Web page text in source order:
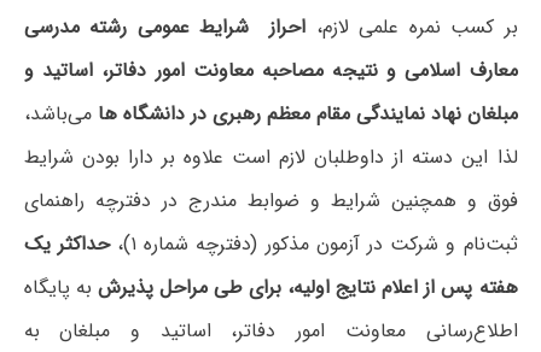
بر کسب نمره علمی لازم، احراز شرایط عمومی رشته مدرسی
معارف اسلامی و نتیجه مصاحبه‌ معاونت امور دفاتر، اساتید و
مبلغان نهاد نمایندگی مقام معظم رهبری در دانشگاه ها می‌باشد،
لذا این دسته از داوطلبان لازم است علاوه بر دارا بودن شرایط
فوق و همچنین شرایط و ضوابط مندرج در دفترچه راهنمای
ثبت‌نام و شرکت در آزمون مذکور (دفترچه شماره ۱)،
حداکثر یک
هفته پس از اعلام نتایج اولیه، برای طی مراحل پذیرش به پایگاه
اطلاع‌رسانی معاونت امور دفاتر، اساتید و مبلغان به